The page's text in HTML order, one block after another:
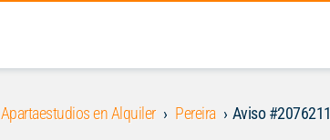
Apartaestudios en Alquiler Pereira Aviso #2076211